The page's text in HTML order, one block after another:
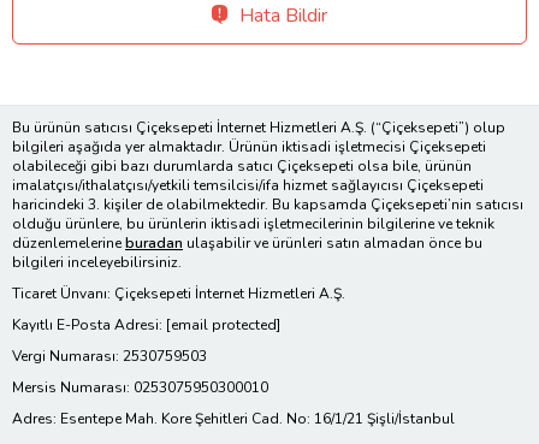
Hata Bildir
Bu ürünün satıcısı Çiçeksepeti İnternet Hizmetleri A.Ş. (“Çiçeksepeti”) olup
bilgileri aşağıda yer almaktadır. Ürünün iktisadi işletmecisi Çiçeksepeti
olabileceği gibi bazı durumlarda satıcı Çiçeksepeti olsa bile, ürünün
imalatçısı/ithalatçısı/yetkili temsilcisi/ifa hizmet sağlayıcısı Çiçeksepeti
haricindeki 3. kişiler de olabilmektedir. Bu kapsamda Çiçeksepeti’nin satıcısı
olduğu ürünlere, bu ürünlerin iktisadi işletmecilerinin bilgilerine ve teknik
düzenlemelerineburadan ulaşabilir ve ürünleri satın almadan önce bu
bilgileri inceleyebilirsiniz.
Ticaret Ünvanı: Çiçeksepeti İnternet Hizmetleri A.Ş.
Kayıtlı E-Posta Adresi: [email protected]
Vergi Numarası: 2530759503
Mersis Numarası: 0253075950300010
Adres: Esentepe Mah. Kore Şehitleri Cad. No: 16/1/21 Şişli/İstanbul